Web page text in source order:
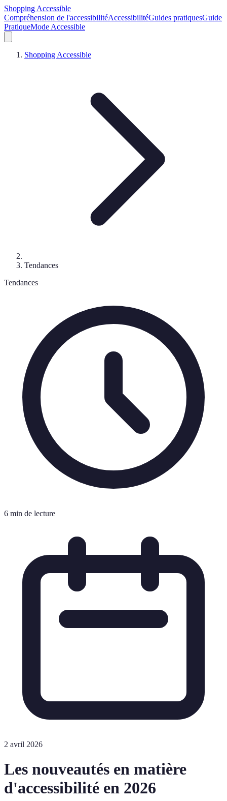
Shopping Accessible
Compréhension de l'accessibilitéAccessibilitéGuides pratiquesGuide
PratiqueMode Accessible
Shopping Accessible
Tendances
Tendances
6 min de lecture
2 avril 2026
Les nouveautés en matière
d'accessibilité en 2026